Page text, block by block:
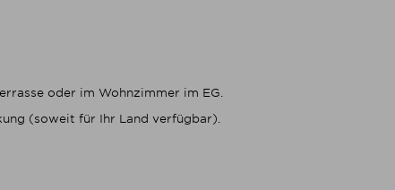
oder im Wohnzimmer im EG.
(soweit für Ihr Land verfügbar).